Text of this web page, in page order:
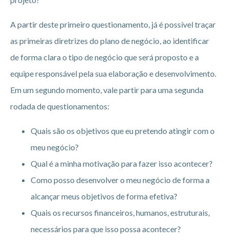
A partir deste primeiro questionamento, já é possível traçar
as primeiras diretrizes do plano de negócio, ao identificar
de forma clara o tipo de negócio que será proposto e a
equipe responsável pela sua elaboração e desenvolvimento.
Em um segundo momento, vale partir para uma segunda
rodada de questionamentos:
Quais são os objetivos que eu pretendo atingir com o
meu negócio?
Qual é a minha motivação para fazer isso acontecer?
Como posso desenvolver o meu negócio de forma a
alcançar meus objetivos de forma efetiva?
Quais os recursos financeiros, humanos, estruturais,
necessários para que isso possa acontecer?